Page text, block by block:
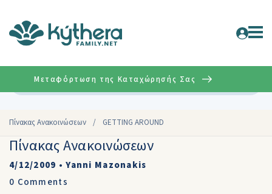
Πίνακας Ανακοινώσεων / GETTING AROUND
Μεταφόρτωση της Καταχώρησής Σας
Πίνακας Ανακοινώσεων
4/12/2009 •Yanni Mazonakis
0 Comments